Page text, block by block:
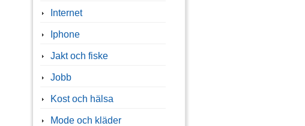
Internet
Iphone
Jakt och fiske
Jobb
Kost och hälsa
Mode och kläder